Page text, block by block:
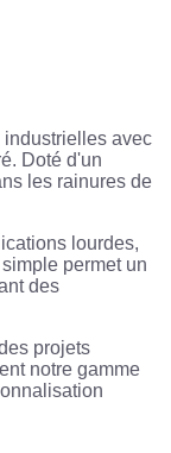
industrielles avec
Doté d'un
les rainures de
lourdes,
permet un
des
projets
notre gamme